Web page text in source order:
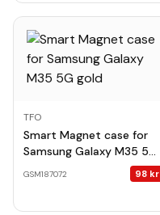
TFO
Smart Magnet case for
Samsung Galaxy M35 5G
GSM187072 98 kr